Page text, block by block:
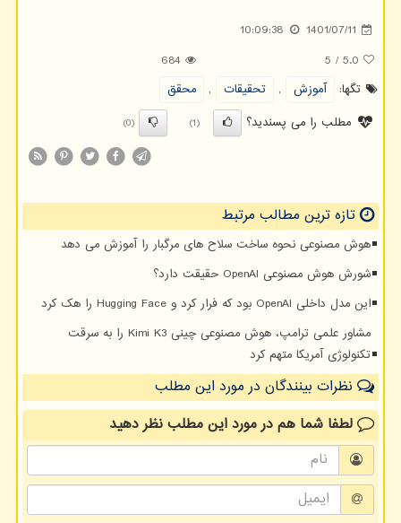
1401/07/11
10:09:38
5.0
/
5
684
تگها:
آموزش , تحقیقات ,
محقق
مطلب را می پسندید؟
(1)
(0)
تازه ترین مطالب مرتبط
هوش مصنوعی نحوه ساخت سلاح های مرگبار را آموزش می دهد
شورش هوش مصنوعی OpenAI حقیقت دارد؟
این مدل داخلی OpenAI بود که فرار کرد و Hugging Face را هک کرد
مشاور علمی ترامپ، هوش مصنوعی چینی Kimi K3 را به سرقت
تکنولوژی آمریکا متهم کرد
نظرات بینندگان در مورد این مطلب
لطفا شما همدر مورد این مطلبنظر دهید